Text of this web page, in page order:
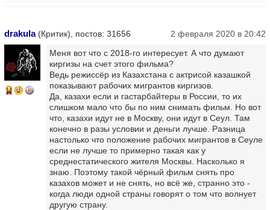
drakula(Критик), постов: 31656 2 февраля 2020 в 20:42
14
Меня вот что с 2018-го интересует. А что думают
киргизы на счет этого фильма?
Ведь режиссёр из Казахстана с актрисой казашкой
показывают рабочих мигрантов киргизов.
Да, казахи если и гастарбайтеры в России, то их
слишком мало что бы по ним снимать фильм. Но вот
что, казахи идут не в Москву, они идут в Сеул. Там
конечно в разы условии и деньги лучше. Разница
настолько что положение рабочих мигрантов в Сеуле
если не лучше то примерно такая как у
среднестатического жителя Москвы. Насколько я
знаю. Поэтому такой чёрный фильм снять про
казахов может и не снять, но всё же, странно это -
когда люди одной страны говорят о том что волнует
другую страну.